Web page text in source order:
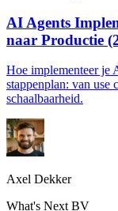
AI Agents
naar Productie
Hoe implementeer je
stappenplan: van use
schaalbaarheid.
Axel Dekker
What's Next BV